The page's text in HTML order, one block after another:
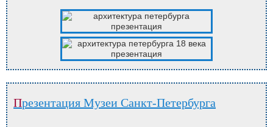
Презентация Музеи Санкт-Петербурга